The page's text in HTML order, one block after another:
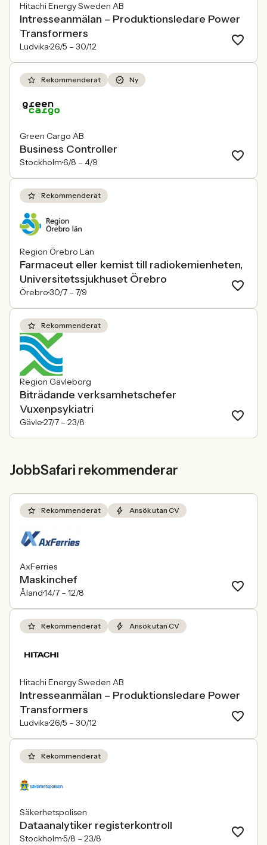
Hitachi Energy Sweden AB
Intresseanmälan – Produktionsledare Power
Transformers
Ludvika26/5 – 30/12
Rekommenderat Ny
Green Cargo AB
Business Controller
Stockholm6/8 – 4/9
Rekommenderat
Region Örebro Län
Farmaceut eller kemist till radiokemienheten,
Universitetssjukhuset Örebro
Örebro30/7 – 7/9
Rekommenderat
Region Gävleborg
Biträdande verksamhetschefer
Vuxenpsykiatri
Gävle27/7 – 23/8
JobbSafari rekommenderar
Rekommenderat Ansök utan CV
AxFerries
Maskinchef
Åland14/7 – 12/8
Rekommenderat Ansök utan CV
Hitachi Energy Sweden AB
Intresseanmälan – Produktionsledare Power
Transformers
Ludvika26/5 – 30/12
Rekommenderat
Säkerhetspolisen
Dataanalytiker registerkontroll
Stockholm5/8 – 23/8